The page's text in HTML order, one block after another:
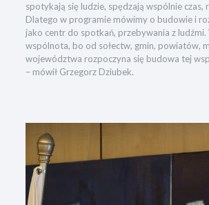
spotykają się ludzie, spędzają wspólnie czas,
Dlatego w programie mówimy o budowie i
jako centr do spotkań, przebywania z
wspólnota, bo od sołectw, gmin, powiatów,
województwa rozpoczyna się budowa tej
– mówił Grzegorz Dziubek.